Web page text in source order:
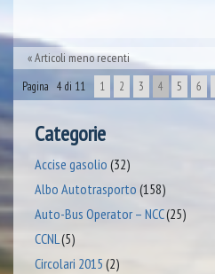
Articoli meno recenti
Pagina 4 di 11 1 2 3 4 5 6
Categorie
Accise gasolio (32)
Albo Autotrasporto (158)
Auto-Bus Operator – NCC(25)
CCNL(5)
Circolari 2015 (2)